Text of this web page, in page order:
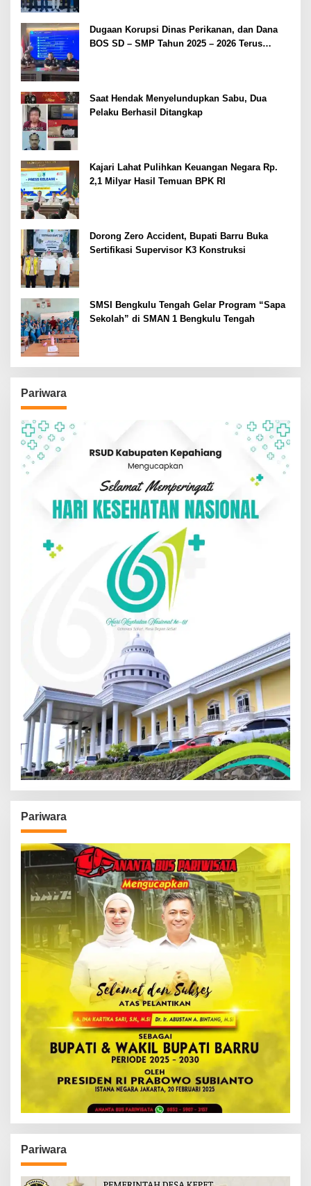
Dugaan Korupsi Dinas Perikanan, dan Dana
BOS SD – SMP Tahun 2025 – 2026 Terus
Saat Hendak Menyelundupkan Sabu, Dua
Pelaku Berhasil Ditangkap
Kajari Lahat Pulihkan Keuangan Negara Rp.
2,1 Milyar Hasil Temuan BPK RI
Dorong Zero Accident, Bupati Barru Buka
Sertifikasi Supervisor K3 Konstruksi
SMSI Bengkulu Tengah Gelar Program “Sapa
Sekolah” di SMAN 1 Bengkulu Tengah
Pariwara
Pariwara
Pariwara